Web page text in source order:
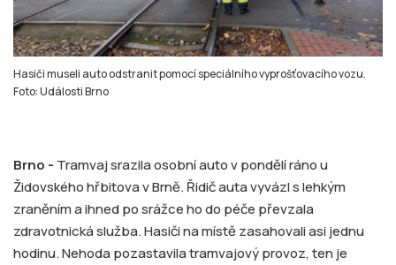
Hasiči museli auto odstranit pomocí speciálního vyprošťovacího vozu.
Foto: Události Brno
Brno - Tramvaj srazila osobní auto v pondělí ráno u
Židovského hřbitova v Brně. Řidič auta vyvázl s lehkým
zraněním a ihned po srážce ho do péče převzala
zdravotnická služba. Hasiči na místě zasahovali asi jednu
hodinu. Nehoda pozastavila tramvajový provoz, ten je